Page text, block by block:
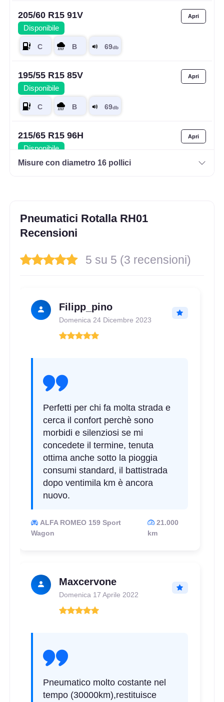
205/60 R15 91V
Disponibile
195/55 R15 85V
Disponibile
215/65 R15 96H
Disponibile
195/50 R15 82V
195/50 R15 82H
195/55 R15 85H
Disponibile
Misure con diametro 16 pollici
Pneumatici Rotalla RH01
Recensioni
5 su 5 (3 recensioni)
Filipp_pino
Domenica 24 Dicembre 2023
Perfetti per chi fa molta strada e
cerca il confort perchè sono
morbidi e silenziosi se mi
concedete il termine, tenuta
ottima anche sotto la pioggia
consumi standard, il battistrada
dopo ventimila km è ancora
nuovo.
ALFA ROMEO 159 Sport
Wagon
21.000
km
Maxcervone
Domenica 17 Aprile 2022
Pneumatico molto costante nel
tempo (30000km),restituisce